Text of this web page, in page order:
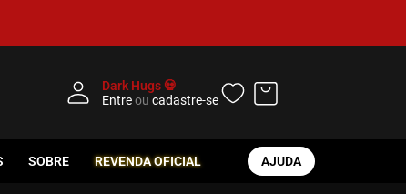
Dark Hugs 💀
Entreou cadastre-se
SOBRE REVENDA OFICIAL AJUDA